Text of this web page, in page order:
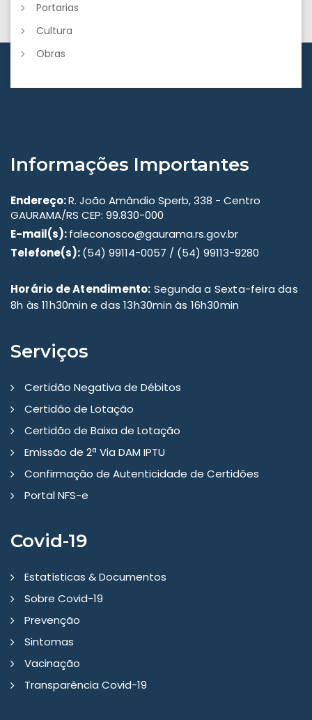
Portarias
Cultura
Obras
Informações Importantes
Endereço:R. João Amândio Sperb, 338 - Centro
GAURAMA/RS CEP: 99.830-000
E-mail(s):faleconosco@gaurama.rs.gov.br
Telefone(s):(54) 99114-0057 / (54) 99113-9280
Horário de Atendimento: Segunda a Sexta-feira das
8h às 11h30min e das 13h30min às 16h30min
Serviços
Certidão Negativa de Débitos
Certidão de Lotação
Certidão de Baixa de Lotação
Emissão de 2ª Via DAM IPTU
Confirmação de Autenticidade de Certidões
Portal NFS-e
Covid-19
Estatísticas & Documentos
Sobre Covid-19
Prevenção
Sintomas
Vacinação
Transparência Covid-19